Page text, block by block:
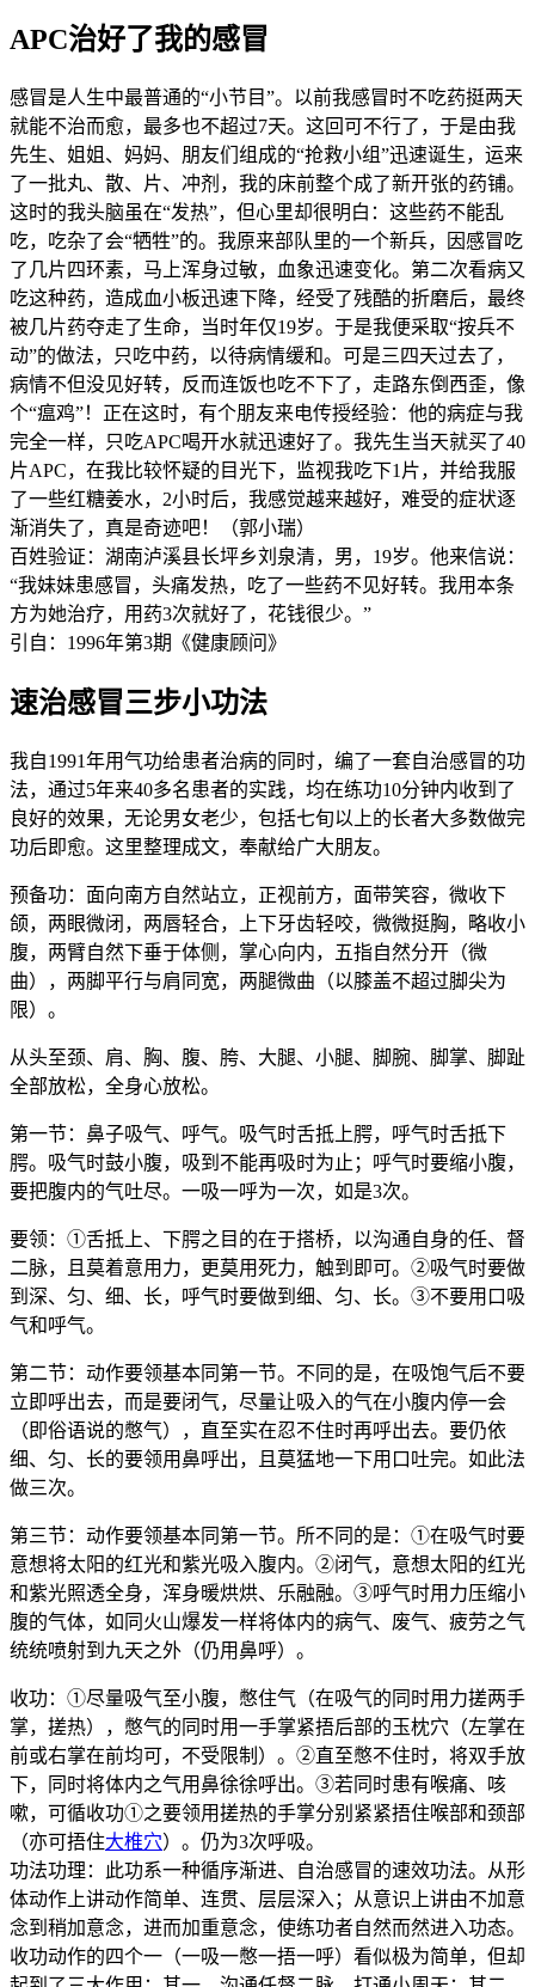
APC治好了我的感冒
感冒是人生中最普通的“小节目”。以前我感冒时不吃药挺两天
就能不治而愈，最多也不超过7天。这回可不行了，于是由我
先生、姐姐、妈妈、朋友们组成的“抢救小组”迅速诞生，运来
了一批丸、散、片、冲剂，我的床前整个成了新开张的药铺。
这时的我头脑虽在“发热”，但心里却很明白：这些药不能乱
吃，吃杂了会“牺牲”的。我原来部队里的一个新兵，因感冒吃
了几片四环素，马上浑身过敏，血象迅速变化。第二次看病又
吃这种药，造成血小板迅速下降，经受了残酷的折磨后，最终
被几片药夺走了生命，当时年仅19岁。于是我便采取“按兵不
动”的做法，只吃中药，以待病情缓和。可是三四天过去了，
病情不但没见好转，反而连饭也吃不下了，走路东倒西歪，像
个“瘟鸡”！正在这时，有个朋友来电传授经验：他的病症与我
完全一样，只吃APC喝开水就迅速好了。我先生当天就买了40
片APC，在我比较怀疑的目光下，监视我吃下1片，并给我服
了一些红糖姜水，2小时后，我感觉越来越好，难受的症状逐
渐消失了，真是奇迹吧！（郭小瑞）
百姓验证：湖南泸溪县长坪乡刘泉清，男，19岁。他来信说：
“我妹妹患感冒，头痛发热，吃了一些药不见好转。我用本条
方为她治疗，用药3次就好了，花钱很少。”
引自：1996年第3期《健康顾问》
速治感冒三步小功法
我自1991年用气功给患者治病的同时，编了一套自治感冒的功
法，通过5年来40多名患者的实践，均在练功10分钟内收到了
良好的效果，无论男女老少，包括七旬以上的长者大多数做完
功后即愈。这里整理成文，奉献给广大朋友。
预备功：面向南方自然站立，正视前方，面带笑容，微收下
颌，两眼微闭，两唇轻合，上下牙齿轻咬，微微挺胸，略收小
腹，两臂自然下垂于体侧，掌心向内，五指自然分开（微
曲），两脚平行与肩同宽，两腿微曲（以膝盖不超过脚尖为
限）。
从头至颈、肩、胸、腹、胯、大腿、小腿、脚腕、脚掌、脚趾
全部放松，全身心放松。
第一节：鼻子吸气、呼气。吸气时舌抵上腭，呼气时舌抵下
腭。吸气时鼓小腹，吸到不能再吸时为止；呼气时要缩小腹，
要把腹内的气吐尽。一吸一呼为一次，如是3次。
要领：①舌抵上、下腭之目的在于搭桥，以沟通自身的任、督
二脉，且莫着意用力，更莫用死力，触到即可。②吸气时要做
到深、匀、细、长，呼气时要做到细、匀、长。③不要用口吸
气和呼气。
第二节：动作要领基本同第一节。不同的是，在吸饱气后不要
立即呼出去，而是要闭气，尽量让吸入的气在小腹内停一会
（即俗语说的憋气），直至实在忍不住时再呼出去。要仍依
细、匀、长的要领用鼻呼出，且莫猛地一下用口吐完。如此法
做三次。
第三节：动作要领基本同第一节。所不同的是：①在吸气时要
意想将太阳的红光和紫光吸入腹内。②闭气，意想太阳的红光
和紫光照透全身，浑身暖烘烘、乐融融。③呼气时用力压缩小
腹的气体，如同火山爆发一样将体内的病气、废气、疲劳之气
统统喷射到九天之外（仍用鼻呼）。
收功：①尽量吸气至小腹，憋住气（在吸气的同时用力搓两手
掌，搓热），憋气的同时用一手掌紧捂后部的玉枕穴（左掌在
前或右掌在前均可，不受限制）。②直至憋不住时，将双手放
下，同时将体内之气用鼻徐徐呼出。③若同时患有喉痛、咳
嗽，可循收功①之要领用搓热的手掌分别紧紧捂住喉部和颈部
（亦可捂住大椎穴）。仍为3次呼吸。
功法功理：此功系一种循序渐进、自治感冒的速效功法。从形
体动作上讲动作简单、连贯、层层深入；从意识上讲由不加意
念到稍加意念，进而加重意念，使练功者自然而然进入功态。
收功动作的四个一（一吸一憋一捂一呼）看似极为简单，但却